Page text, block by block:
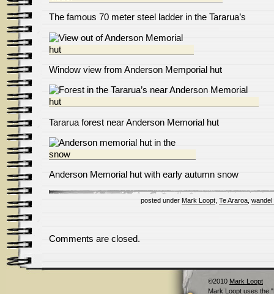
The famous 70 meter steel ladder in the Tararua’s
Window view from Anderson Memporial hut
Tararua forest near Anderson Memorial hut
Anderson Memorial hut with early autumn snow
posted under Mark Loopt Te Araroa wandel
Comments are closed.
©2010 Mark Loopt
Mark Loopt uses the